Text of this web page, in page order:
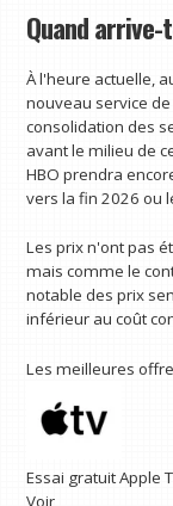
Quand
À l'heure actuelle,
nouveau service
consolidation des
avant le milieu de
HBO prendra
vers la fin 2026 ou
Les prix n'ont pas
mais comme le
notable des prix
inférieur au coût
Les meilleures
Essai gratuit Apple
Voir